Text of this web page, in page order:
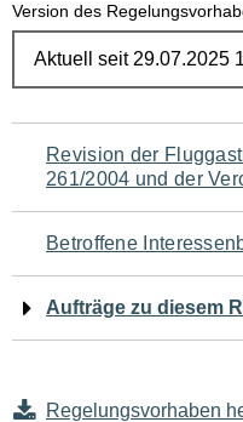
Version des
Navigation
für
den
Seiteninhalt
Revision der
261/2004 und der
Betroffene
Aufträge zu diesem
Regelungsvorhaben